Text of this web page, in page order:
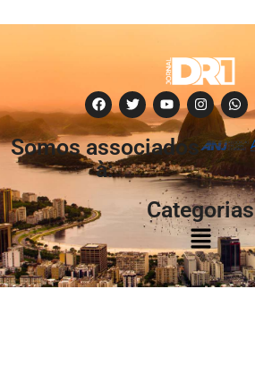
Somos associados
à:
Categorias